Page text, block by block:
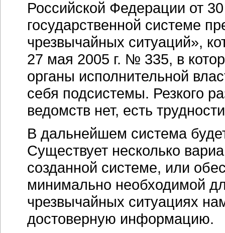
Российской Федерации от
государственной системе
чрезвычайных ситуаций»,
27 мая 2005 г. № 335, в
органы исполнительной
себя подсистемы. Резкого
ведомств нет, есть
В дальнейшем система
Существует несколько
созданной системе, или
минимально необходимой
чрезвычайных ситуациях
достоверную информацию.